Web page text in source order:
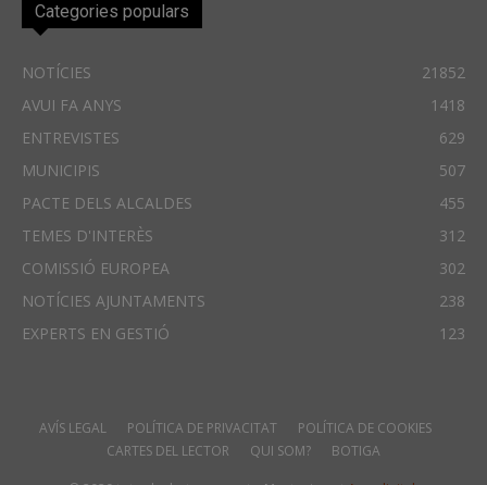
Categories populars
NOTÍCIES
21852
AVUI FA ANYS
1418
ENTREVISTES
629
MUNICIPIS
507
PACTE DELS ALCALDES
455
TEMES D'INTERÈS
312
COMISSIÓ EUROPEA
302
NOTÍCIES AJUNTAMENTS
238
EXPERTS EN GESTIÓ
123
AVÍS LEGAL POLÍTICA DE PRIVACITAT
POLÍTICA DE COOKIES
CARTES DEL LECTOR
QUI SOM? BOTIGA